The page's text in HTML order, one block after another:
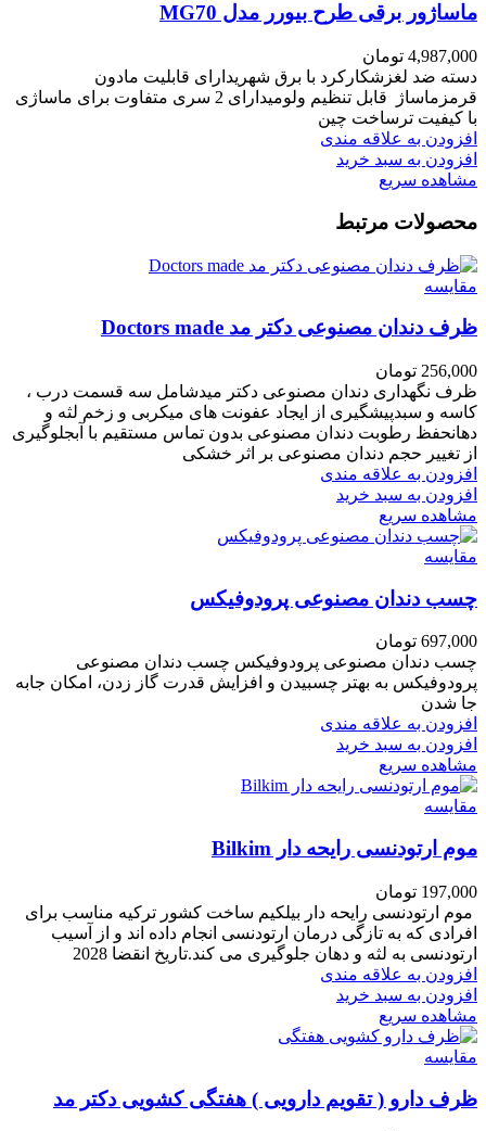
ماساژور برقی طرح بیورر مدل MG70
4,987,000 تومان
دسته ضد لغزشکارکرد با برق شهریدارای قابلیت مادون
قرمزماساژ قابل تنظیم ولومیدارای 2 سری متفاوت برای ماساژی
با کیفیت ترساخت چین
افزودن به علاقه مندی
افزودن به سبد خرید
مشاهده سریع
محصولات مرتبط
مقایسه
ظرف دندان مصنوعی دکتر مد Doctors made
256,000 تومان
ظرف نگهداری دندان مصنوعی دکتر میدشامل سه قسمت درب ،
کاسه و سبدپیشگیری از ایجاد عفونت های میکربی و زخم لثه و
دهانحفظ رطوبت دندان مصنوعی بدون تماس مستقیم با آبجلوگیری
از تغییر حجم دندان مصنوعی بر اثر خشکی
افزودن به علاقه مندی
افزودن به سبد خرید
مشاهده سریع
مقایسه
چسب دندان مصنوعی پرودوفیکس
697,000 تومان
چسب دندان مصنوعی پرودوفیکس چسب دندان مصنوعی
پرودوفیکس به بهتر چسبیدن و افزایش قدرت گاز زدن، امکان جابه
جا شدن
افزودن به علاقه مندی
افزودن به سبد خرید
مشاهده سریع
مقایسه
موم ارتودنسی رایحه دار Bilkim
197,000 تومان
موم ارتودنسی رایحه دار بیلکیم ساخت کشور ترکیه مناسب برای
افرادی که به تازگی درمان ارتودنسی انجام داده اند و از آسیب
ارتودنسی به لثه و دهان جلوگیری می کند.تاریخ انقضا 2028
افزودن به علاقه مندی
افزودن به سبد خرید
مشاهده سریع
مقایسه
ظرف دارو ( تقویم دارویی ) هفتگی کشویی دکتر مد